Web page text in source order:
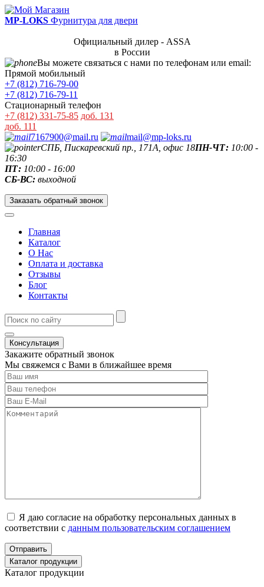
MP-LOKS Фурнитура для двери
Официальный дилер - ASSA
в России
Вы можете связаться с нами по телефонам или email:
Прямой мобильный
+7 (812) 716-79-00
+7 (812) 716-79-11
Стационарный телефон
+7 (812) 331-75-85 доб. 131
доб. 111
7167900@mail.ru
mail@mp-loks.ru
СПБ, Пискаревский пр., 171А, офис 18ПН-ЧТ: 10:00 -
16:30
ПТ: 10:00 - 16:00
СБ-ВС: выходной
Заказать обратный звонок
Главная
Каталог
О Нас
Оплата и доставка
Отзывы
Блог
Контакты
Консультация
Закажите обратный звонок
Мы свяжемся с Вами в ближайшее время
Я даю согласие на обработку персональных данных в
соответствии с данным пользовательским соглашением
Отправить
Каталог продукции
Каталог продукции